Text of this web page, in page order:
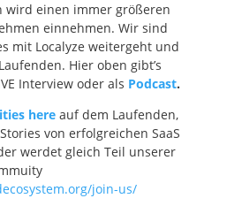
wird einen immer größeren
einnehmen. Wir sind
mit Localyze weitergeht und
Hier oben gibt’s
Interview oder als Podcast.
hereauf dem Laufenden,
von erfolgreichen SaaS
werdet gleich Teil unserer
join-us/